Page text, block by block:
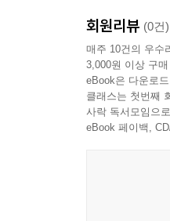
회원리뷰 (0건)
매주 10건의 우수
3,000원 이상 구
eBook은 다운로
클래스는 첫번째
사락 독서모임으
eBook 페이백,